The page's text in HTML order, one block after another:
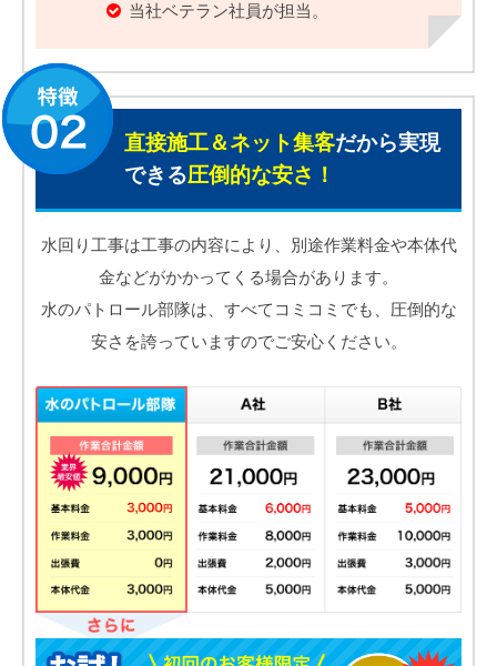
当社ベテラン社員が担当。
直接施工＆ネット集客だから実現
できる圧倒的な安さ！
水回り工事は工事の内容により、別途作業料金や本体代
金などがかかってくる場合があります。
水のパトロール部隊は、すべてコミコミでも、圧倒的な
安さを誇っていますのでご安心ください。